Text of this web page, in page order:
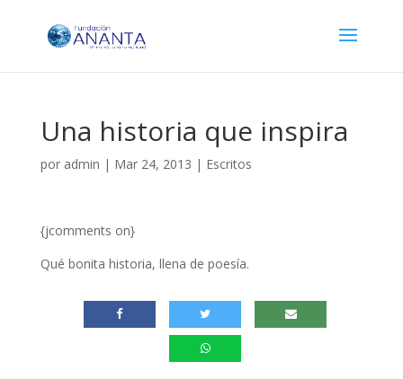
Una historia que inspira
por admin | Mar 24, 2013 | Escritos
{jcomments on}
Qué bonita historia, llena de poesía.